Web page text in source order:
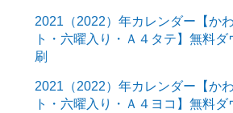
2021（2022）年カレンダー【か
ト・六曜入り・Ａ４タテ】無料
刷
2021（2022）年カレンダー【か
ト・六曜入り・Ａ４ヨコ】無料